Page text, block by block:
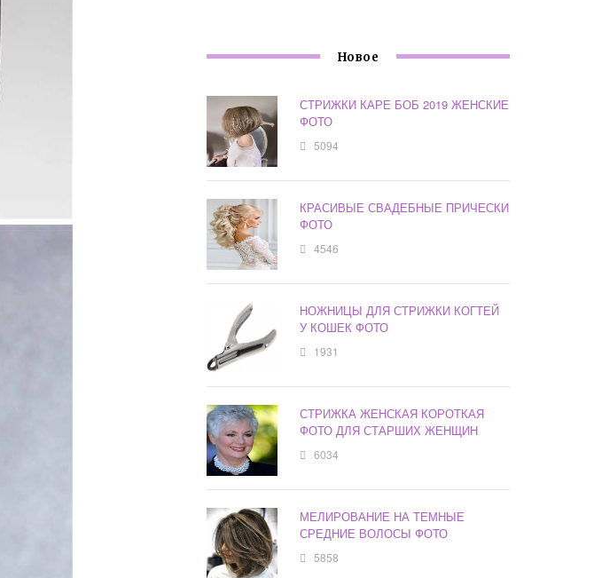
Новое
СТРИЖКИ КАРЕ БОБ 2019 ЖЕНСКИЕ
ФОТО
5094
КРАСИВЫЕ СВАДЕБНЫЕ ПРИЧЕСКИ
ФОТО
4546
НОЖНИЦЫ ДЛЯ СТРИЖКИ КОГТЕЙ
У КОШЕК ФОТО
1931
СТРИЖКА ЖЕНСКАЯ КОРОТКАЯ
ФОТО ДЛЯ СТАРШИХ ЖЕНЩИН
6034
МЕЛИРОВАНИЕ НА ТЕМНЫЕ
СРЕДНИЕ ВОЛОСЫ ФОТО
5858